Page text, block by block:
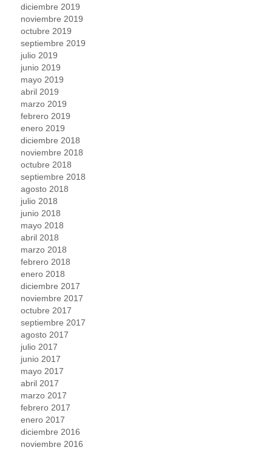
diciembre 2019
noviembre 2019
octubre 2019
septiembre 2019
julio 2019
junio 2019
mayo 2019
abril 2019
marzo 2019
febrero 2019
enero 2019
diciembre 2018
noviembre 2018
octubre 2018
septiembre 2018
agosto 2018
julio 2018
junio 2018
mayo 2018
abril 2018
marzo 2018
febrero 2018
enero 2018
diciembre 2017
noviembre 2017
octubre 2017
septiembre 2017
agosto 2017
julio 2017
junio 2017
mayo 2017
abril 2017
marzo 2017
febrero 2017
enero 2017
diciembre 2016
noviembre 2016